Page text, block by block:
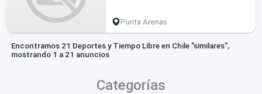
Punta Arenas
Encontramos 21 Deportes y Tiempo Libre en Chile "similares",
mostrando 1 a 21 anuncios
Categorías